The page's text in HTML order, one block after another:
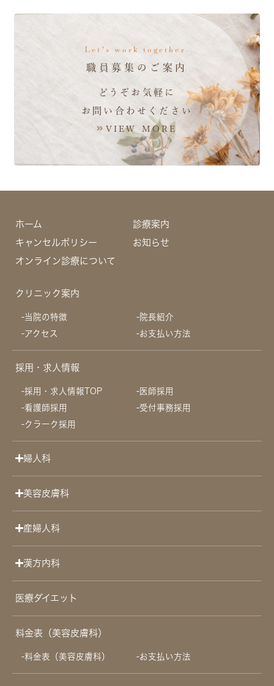
Let's work together.
職員募集のご案内
どうぞお気軽に
お問い合わせください
VIEW MORE
ホーム
診療案内
キャンセルポリシー
お知らせ
オンライン診療について
クリニック案内
当院の特徴
院長紹介
アクセス
お支払い方法
採用・求人情報
採用・求人情報TOP
医師採用
看護師採用
受付事務採用
クラーク採用
婦人科
美容皮膚科
産婦人科
漢方内科
医療ダイエット
料金表（美容皮膚科）
料金表（美容皮膚科） お支払い方法